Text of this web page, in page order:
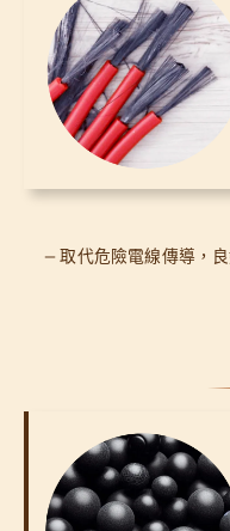
— 取代危險電線傳導，